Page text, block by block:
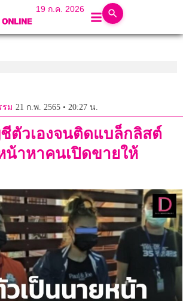
19 ก.ค. 2026
รม 21 ก.พ. 2565 • 20:27 น.
ตัวเองจนติดแบล็กลิสต์
น้าหาคนเปิดขายให้